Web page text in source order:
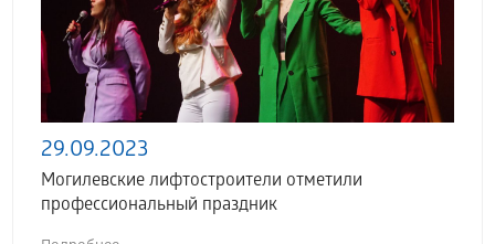
29.09.2023
Могилевские лифтостроители отметили
профессиональный праздник